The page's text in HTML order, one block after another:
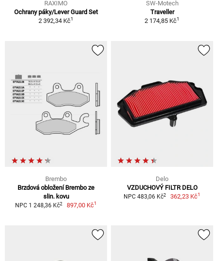
RAXIMO
Ochrany páky/Lever Guard Set
2 392,34 Kč1
SW-Motech
Traveller
2 174,85 Kč1
Brembo
Brzdová obložení Brembo ze
slin. kovu
NPC 1 248,36 Kč2 897,00 Kč1
Delo
VZDUCHOVÝ FILTR DELO
NPC 483,06 Kč2 362,23 Kč1